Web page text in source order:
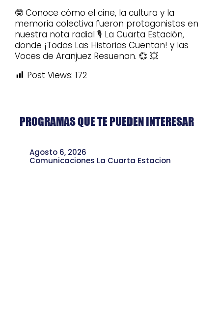
🤓 Conoce cómo el cine, la cultura y la
memoria colectiva fueron protagonistas en
nuestra nota radial 🎙️ La Cuarta Estación,
donde ¡Todas Las Historias Cuentan! y las
Voces de Aranjuez Resuenan. 💞 💥
Post Views: 172
PROGRAMAS QUE TE PUEDEN INTERESAR
Agosto 6, 2026
Comunicaciones La Cuarta Estacion